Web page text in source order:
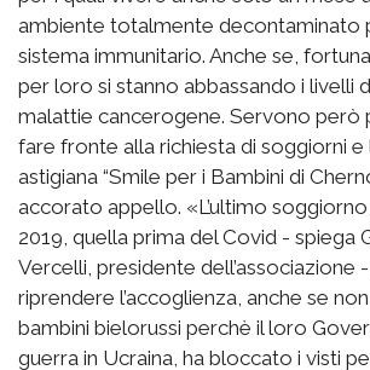
ambiente totalmente decontaminato
sistema immunitario. Anche se,
per loro si stanno abbassando i livelli
malattie cancerogene. Servono però
fare fronte alla richiesta di soggiorni e
astigiana “Smile per i Bambini di
accorato appello. «L’ultimo soggiorno
2019, quella prima del Covid - spiega
Vercelli, presidente dell’associazione
riprendere l’accoglienza, anche se
bambini bielorussi perchè il loro
guerra in Ucraina, ha bloccato i visti